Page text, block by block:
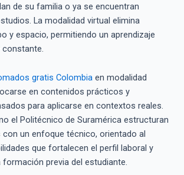
de su familia o ya se encuentran
La modalidad virtual elimina
y espacio, permitiendo un aprendizaje
gratis Colombiaen modalidad
en contenidos prácticos y
para aplicarse en contextos reales.
el Politécnico de Suramérica estructuran
un enfoque técnico, orientado al
que fortalecen el perfil laboral y
previa del estudiante.